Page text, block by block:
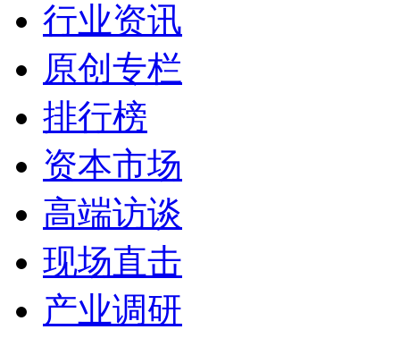
行业资讯
原创专栏
排行榜
资本市场
高端访谈
现场直击
产业调研